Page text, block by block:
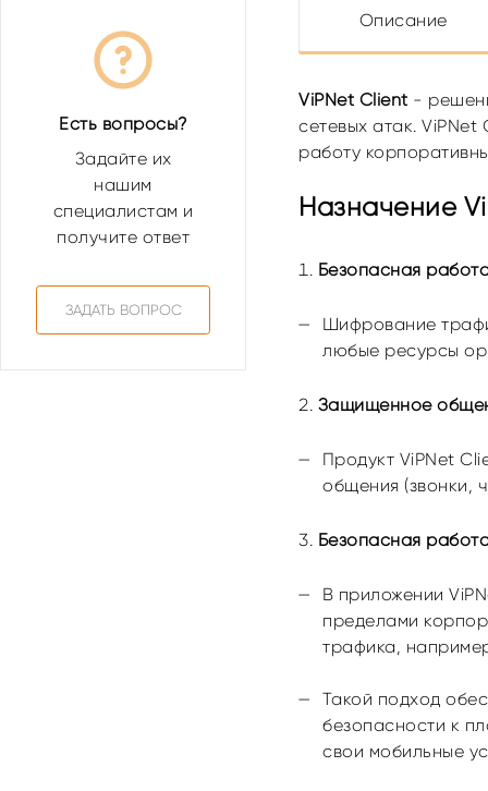
Описание
ViPNet Client -
сетевых атак.
работу
Назначение
Безопасная
Шифрование
любые ресурсы
Защищенное
Продукт ViPNet
общения (звонки,
Безопасная
В приложении
пределами
трафика,
Такой подход
безопасности к
свои мобильные
Есть вопросы?
Задайте их
нашим
специалистам и
получите ответ
ЗАДАТЬ ВОПРОС